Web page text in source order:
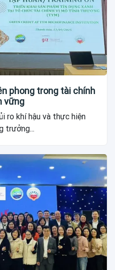
phong trong tài chính
vững
ro khí hậu và thực hiện
trưởng...